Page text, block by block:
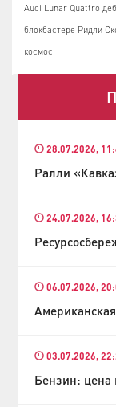
Audi Lunar Quattro
блокбастере Ридли
космос.
28.07.2026,
Ралли
24.07.2026,
06.07.2026,
03.07.2026,
Бензин: цена